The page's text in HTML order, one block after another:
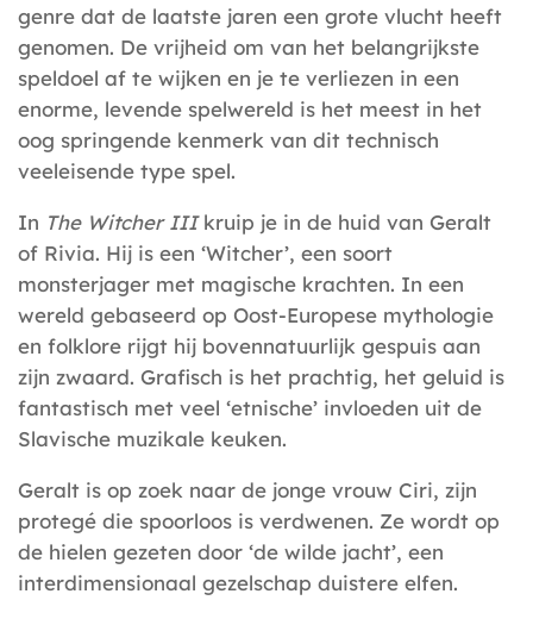
genre dat de laatste jaren een grote vlucht heeft
genomen. De vrijheid om van het belangrijkste
speldoel af te wijken en je te verliezen in een
enorme, levende spelwereld is het meest in het
oog springende kenmerk van dit technisch
veeleisende type spel.
In The Witcher IIIkruip je in de huid van Geralt
of Rivia. Hij is een ‘Witcher’, een soort
monsterjager met magische krachten. In een
wereld gebaseerd op Oost-Europese mythologie
en folklore rijgt hij bovennatuurlijk gespuis aan
zijn zwaard. Grafisch is het prachtig, het geluid is
fantastisch met veel ‘etnische’ invloeden uit de
Slavische muzikale keuken.
Geralt is op zoek naar de jonge vrouw Ciri, zijn
protegé die spoorloos is verdwenen. Ze wordt op
de hielen gezeten door ‘de wilde jacht’, een
interdimensionaal gezelschap duistere elfen.